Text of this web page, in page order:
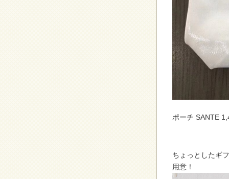
ポーチ SANTE
ちょっとしたギ
用意！